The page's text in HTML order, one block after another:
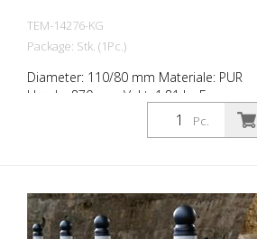
TEM-14276-KG
Package: Stk. (1Pc.)
Diameter: 110/80 mm Materiale: PUR
Høyde: 870 mm Vekt: 1,81 kg Farge:
antrasittgrå 2 retroreflekterende striper
RAC 2 (uten festemateriell) City-pullerten
blir truffet eller rullet over.
Pc.